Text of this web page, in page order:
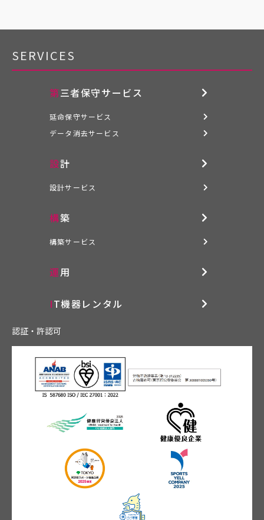
SERVICES
第三者保守サービス
延命保守サービス
データ消去サービス
設計
設計サービス
構築
構築サービス
運用
IT機器レンタル
認証・許認可